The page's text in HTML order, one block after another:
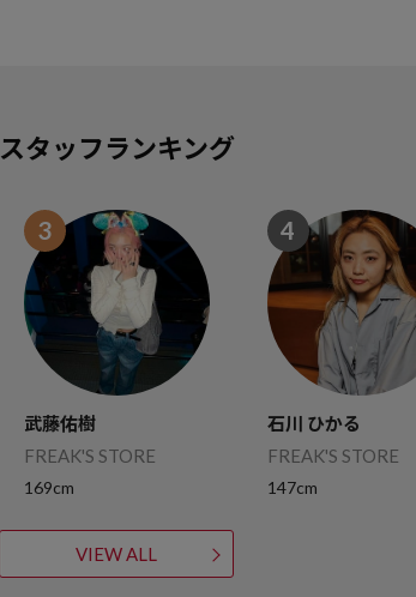
スタッフランキング
3
武藤佑樹
FREAK'S STORE
169cm
4
石川 ひかる
FREAK'S STORE
147cm
VIEW ALL